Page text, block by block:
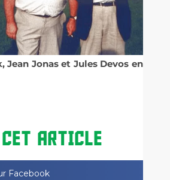
Jean Jonas et Jules Devos en
ARTICLE
Facebook